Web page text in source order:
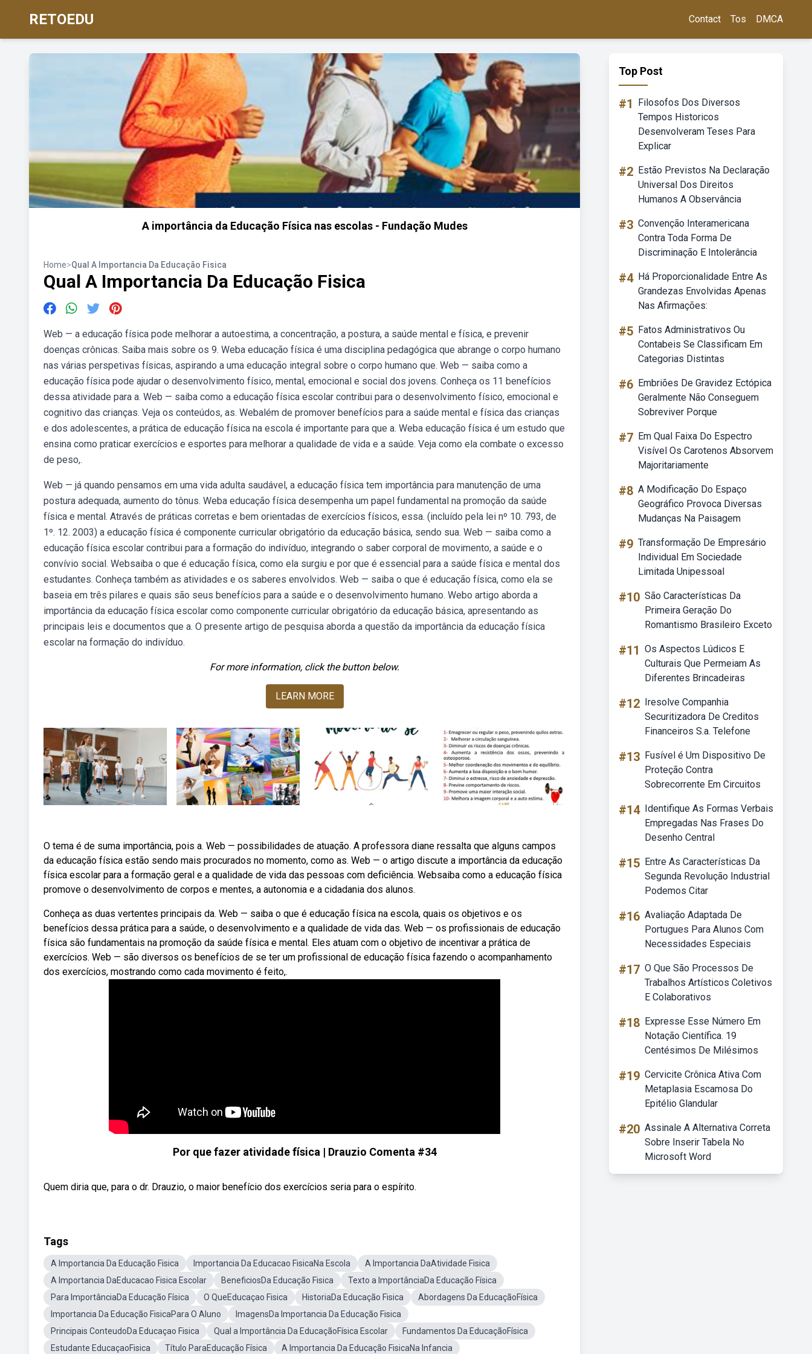
RETOEDU Contact Tos DMCA
A importância da Educação Física nas escolas - Fundação Mudes
Home>Qual A Importancia Da Educação Fisica
Qual A Importancia Da Educação Fisica
Web — a educação física pode melhorar a autoestima, a concentração, a postura, a saúde mental e física, e prevenir
doenças crônicas. Saiba mais sobre os 9. Weba educação física é uma disciplina pedagógica que abrange o corpo humano
nas várias perspetivas físicas, aspirando a uma educação integral sobre o corpo humano que. Web — saiba como a
educação física pode ajudar o desenvolvimento físico, mental, emocional e social dos jovens. Conheça os 11 benefícios
dessa atividade para a. Web — saiba como a educação física escolar contribui para o desenvolvimento físico, emocional e
cognitivo das crianças. Veja os conteúdos, as. Webalém de promover benefícios para a saúde mental e física das crianças
e dos adolescentes, a prática de educação física na escola é importante para que a. Weba educação física é um estudo que
ensina como praticar exercícios e esportes para melhorar a qualidade de vida e a saúde. Veja como ela combate o excesso
de peso,.
Web — já quando pensamos em uma vida adulta saudável, a educação física tem importância para manutenção de uma
postura adequada, aumento do tônus. Weba educação física desempenha um papel fundamental na promoção da saúde
física e mental. Através de práticas corretas e bem orientadas de exercícios físicos, essa. (incluído pela lei nº 10. 793, de
1º. 12. 2003) a educação física é componente curricular obrigatório da educação básica, sendo sua. Web — saiba como a
educação física escolar contribui para a formação do indivíduo, integrando o saber corporal de movimento, a saúde e o
convívio social. Websaiba o que é educação física, como ela surgiu e por que é essencial para a saúde física e mental dos
estudantes. Conheça também as atividades e os saberes envolvidos. Web — saiba o que é educação física, como ela se
baseia em três pilares e quais são seus benefícios para a saúde e o desenvolvimento humano. Webo artigo aborda a
importância da educação física escolar como componente curricular obrigatório da educação básica, apresentando as
principais leis e documentos que a. O presente artigo de pesquisa aborda a questão da importância da educação física
escolar na formação do indivíduo.
For more information, click the button below.
LEARN MORE
O tema é de suma importância, pois a. Web — possibilidades de atuação. A professora diane ressalta que alguns campos
da educação física estão sendo mais procurados no momento, como as. Web — o artigo discute a importância da educação
física escolar para a formação geral e a qualidade de vida das pessoas com deficiência. Websaiba como a educação física
promove o desenvolvimento de corpos e mentes, a autonomia e a cidadania dos alunos.
Conheça as duas vertentes principais da. Web — saiba o que é educação física na escola, quais os objetivos e os
benefícios dessa prática para a saúde, o desenvolvimento e a qualidade de vida das. Web — os profissionais de educação
física são fundamentais na promoção da saúde física e mental. Eles atuam com o objetivo de incentivar a prática de
exercícios. Web — são diversos os benefícios de se ter um profissional de educação física fazendo o acompanhamento
dos exercícios, mostrando como cada movimento é feito,.
Por que fazer atividade física | Drauzio Comenta #34
Quem diria que, para o dr. Drauzio, o maior benefício dos exercícios seria para o espírito.
Tags
A Importancia Da Educação Fisica Importancia Da Educacao FisicaNa Escola
A Importancia DaAtividade Fisica
A Importancia DaEducacao Fisica Escolar
BeneficiosDa Educação Fisica
Texto a ImportânciaDa Educação Física
Para ImportânciaDa Educação Física
O QueEducaçao Fisica HistoriaDa Educação Fisica
Abordagens Da EducaçãoFísica
Importancia Da Educação FisicaPara O Aluno
ImagensDa Importancia Da Educação Fisica
Principais ConteudoDa Educaçao Fisica
Qual a Importância Da EducaçãoFísica Escolar
Fundamentos Da EducaçãoFísica
Estudante EducaçaoFisica
Título ParaEducação Física A Importancia Da Educação FisicaNa Infancia
Top Post
#1
Filosofos Dos Diversos
Tempos Historicos
Desenvolveram Teses Para
Explicar
#2 Estão Previstos Na Declaração
Universal Dos Direitos
Humanos A Observância
#3 Convenção Interamericana
Contra Toda Forma De
Discriminação E Intolerância
#4 Há Proporcionalidade Entre As
Grandezas Envolvidas Apenas
Nas Afirmações:
#5 Fatos Administrativos Ou
Contabeis Se Classificam Em
Categorias Distintas
#6 Embriões De Gravidez Ectópica
Geralmente Não Conseguem
Sobreviver Porque
#7 Em Qual Faixa Do Espectro
Visível Os Carotenos Absorvem
Majoritariamente
#8 A Modificação Do Espaço
Geográfico Provoca Diversas
Mudanças Na Paisagem
#9 Transformação De Empresário
Individual Em Sociedade
Limitada Unipessoal
#10 São Características Da
Primeira Geração Do
Romantismo Brasileiro Exceto
#11 Os Aspectos Lúdicos E
Culturais Que Permeiam As
Diferentes Brincadeiras
#12 Iresolve Companhia
Securitizadora De Creditos
Financeiros S.a. Telefone
#13 Fusível é Um Dispositivo De
Proteção Contra
Sobrecorrente Em Circuitos
#14 Identifique As Formas Verbais
Empregadas Nas Frases Do
Desenho Central
#15 Entre As Características Da
Segunda Revolução Industrial
Podemos Citar
#16 Avaliação Adaptada De
Portugues Para Alunos Com
Necessidades Especiais
#17 O Que São Processos De
Trabalhos Artísticos Coletivos
E Colaborativos
#18 Expresse Esse Número Em
Notação Científica. 19
Centésimos De Milésimos
#19 Cervicite Crônica Ativa Com
Metaplasia Escamosa Do
Epitélio Glandular
#20 Assinale A Alternativa Correta
Sobre Inserir Tabela No
Microsoft Word